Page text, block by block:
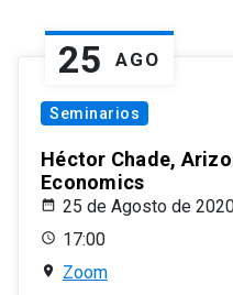
25 AGO
Seminarios
Héctor Chade,
Economics
25 de Agosto de
17:00
Zoom